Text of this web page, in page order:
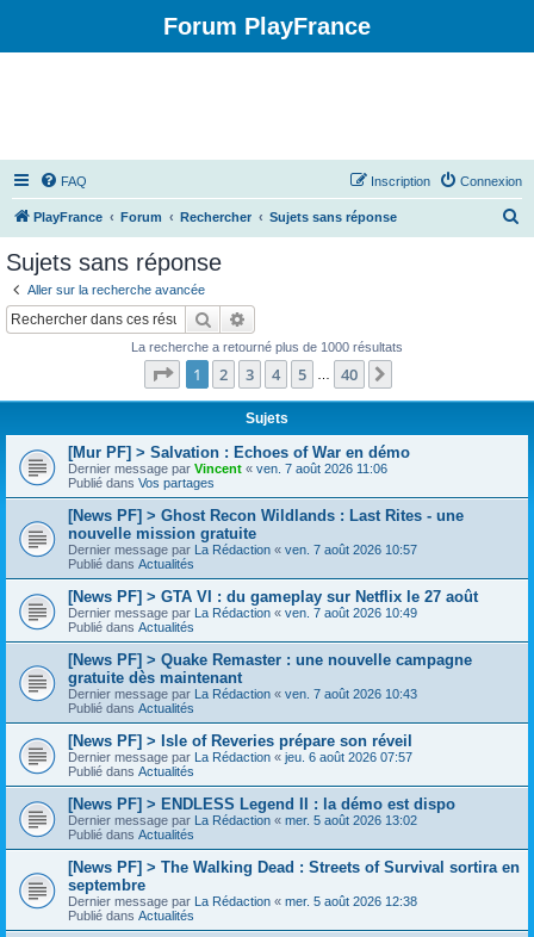
Forum PlayFrance
FAQ Connexion
Inscription
PlayFrance Forum Rechercher Sujets sans réponse
Sujets sans réponse
Aller sur la recherche avancée
Rechercher
La recherche a retourné plus de 1000 résultats
Page 1sur40
1 2 3 4 5 40
Sujets
[Mur PF] > Salvation : Echoes of War en démo
Dernier message par Vincent « ven. 7 août 2026 11:06
Publié dans Vos partages
[News PF] > Ghost Recon Wildlands : Last Rites - une
nouvelle mission gratuite
Dernier message par La Rédaction « ven. 7 août 2026 10:57
Publié dans Actualités
[News PF] > GTA VI : du gameplay sur Netflix le 27 août
Dernier message par La Rédaction « ven. 7 août 2026 10:49
Publié dans Actualités
[News PF] > Quake Remaster : une nouvelle campagne
gratuite dès maintenant
Dernier message par La Rédaction « ven. 7 août 2026 10:43
Publié dans Actualités
[News PF] > Isle of Reveries prépare son réveil
Dernier message par La Rédaction « jeu. 6 août 2026 07:57
Publié dans Actualités
[News PF] > ENDLESS Legend II : la démo est dispo
Dernier message par La Rédaction « mer. 5 août 2026 13:02
Publié dans Actualités
[News PF] > The Walking Dead : Streets of Survival sortira en
septembre
Dernier message par La Rédaction « mer. 5 août 2026 12:38
Publié dans Actualités